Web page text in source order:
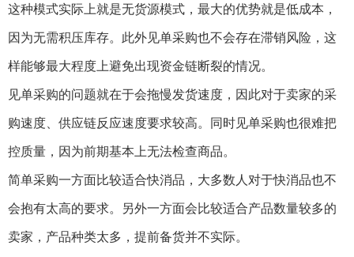
这种模式实际上就是无货源模式，最大的优势就是低成本，
因为无需积压库存。此外见单采购也不会存在滞销风险，这
样能够最大程度上避免出现资金链断裂的情况。
见单采购的问题就在于会拖慢发货速度，因此对于卖家的采
购速度、供应链反应速度要求较高。同时见单采购也很难把
控质量，因为前期基本上无法检查商品。
简单采购一方面比较适合快消品，大多数人对于快消品也不
会抱有太高的要求。另外一方面会比较适合产品数量较多的
卖家，产品种类太多，提前备货并不实际。